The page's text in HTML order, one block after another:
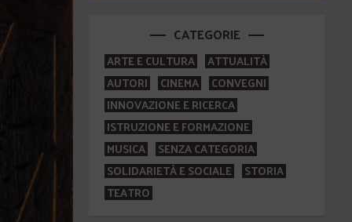
CATEGORIE
ARTE E CULTURA
ATTUALITÀ
AUTORI
CINEMA
CONVEGNI
INNOVAZIONE E RICERCA
ISTRUZIONE E FORMAZIONE
MUSICA
SENZA CATEGORIA
SOLIDARIETÀ E SOCIALE
STORIA
TEATRO